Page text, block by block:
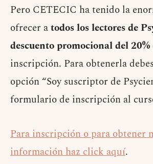
Pero CETECIC ha tenido la
ofrecer atodos los lectores de
descuento promocional del 20%
inscripción. Para obtenerla
opción “Soy suscriptor de
formulario de inscripción al
Para inscripción o para obtener
información haz click aquí.